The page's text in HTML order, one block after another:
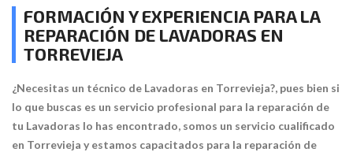
FORMACIÓN Y EXPERIENCIA PARA LA
REPARACIÓN DE LAVADORAS EN
TORREVIEJA
¿Necesitas un técnico de Lavadoras en Torrevieja?, pues bien si
lo que buscas es un servicio profesional para la reparación de
tu Lavadoras lo has encontrado, somos un servicio cualificado
en Torrevieja y estamos capacitados para la reparación de